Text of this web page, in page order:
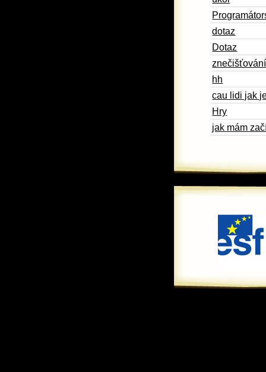
dotaz
Dotaz
hh
cau lidi jak
Hry
jak mám